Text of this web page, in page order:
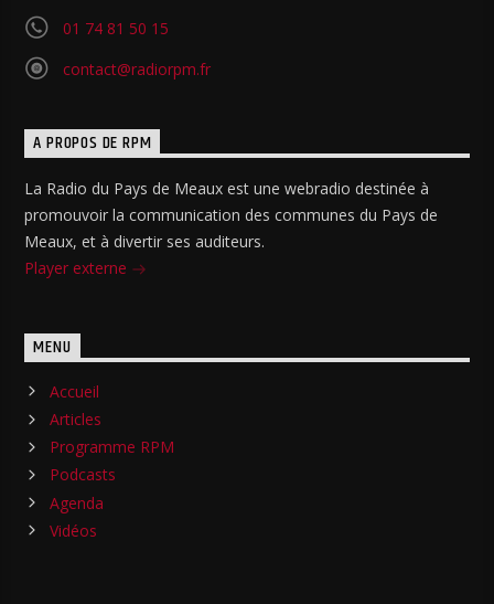
01 74 81 50 15
contact@radiorpm.fr
A PROPOS DE RPM
La Radio du Pays de Meaux est une webradio destinée à
promouvoir la communication des communes du Pays de
Meaux, et à divertir ses auditeurs.
Player externe
MENU
Accueil
Articles
Programme RPM
Podcasts
Agenda
Vidéos